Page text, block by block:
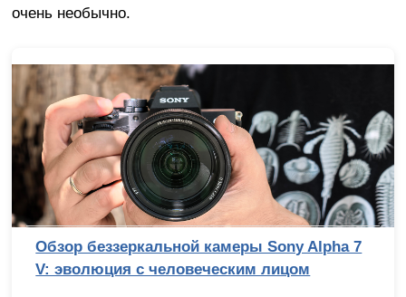
очень необычно.
Топ-10 смартфонов до 10 тысяч рублей
(2026 год)